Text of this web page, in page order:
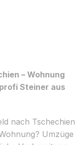
– Wohnung
Steiner aus
nach Tschechien
Umzüge